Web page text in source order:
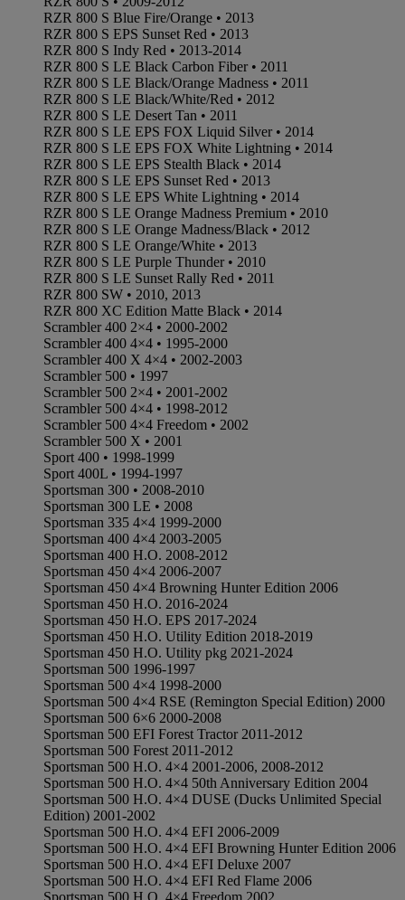
RZR 800 S Blue Fire/Orange • 2013
RZR 800 S EPS Sunset Red • 2013
RZR 800 S Indy Red • 2013-2014
RZR 800 S LE Black Carbon Fiber • 2011
RZR 800 S LE Black/Orange Madness • 2011
RZR 800 S LE Black/White/Red • 2012
RZR 800 S LE Desert Tan • 2011
RZR 800 S LE EPS FOX Liquid Silver • 2014
RZR 800 S LE EPS FOX White Lightning • 2014
RZR 800 S LE EPS Stealth Black • 2014
RZR 800 S LE EPS Sunset Red • 2013
RZR 800 S LE EPS White Lightning • 2014
RZR 800 S LE Orange Madness Premium • 2010
RZR 800 S LE Orange Madness/Black • 2012
RZR 800 S LE Orange/White • 2013
RZR 800 S LE Purple Thunder • 2010
RZR 800 S LE Sunset Rally Red • 2011
RZR 800 SW • 2010, 2013
RZR 800 XC Edition Matte Black • 2014
Scrambler 400 2×4 • 2000-2002
Scrambler 400 4×4 • 1995-2000
Scrambler 400 X 4×4 • 2002-2003
Scrambler 500 • 1997
Scrambler 500 2×4 • 2001-2002
Scrambler 500 4×4 • 1998-2012
Scrambler 500 4×4 Freedom • 2002
Scrambler 500 X • 2001
Sport 400 • 1998-1999
Sport 400L • 1994-1997
Sportsman 300 • 2008-2010
Sportsman 300 LE • 2008
Sportsman 335 4×4 1999-2000
Sportsman 400 4×4 2003-2005
Sportsman 400 H.O. 2008-2012
Sportsman 450 4×4 2006-2007
Sportsman 450 4×4 Browning Hunter Edition 2006
Sportsman 450 H.O. 2016-2024
Sportsman 450 H.O. EPS 2017-2024
Sportsman 450 H.O. Utility Edition 2018-2019
Sportsman 450 H.O. Utility pkg 2021-2024
Sportsman 500 1996-1997
Sportsman 500 4×4 1998-2000
Sportsman 500 4×4 RSE (Remington Special Edition) 2000
Sportsman 500 6×6 2000-2008
Sportsman 500 EFI Forest Tractor 2011-2012
Sportsman 500 Forest 2011-2012
Sportsman 500 H.O. 4×4 2001-2006, 2008-2012
Sportsman 500 H.O. 4×4 50th Anniversary Edition 2004
Sportsman 500 H.O. 4×4 DUSE (Ducks Unlimited Special
Edition) 2001-2002
Sportsman 500 H.O. 4×4 EFI 2006-2009
Sportsman 500 H.O. 4×4 EFI Browning Hunter Edition 2006
Sportsman 500 H.O. 4×4 EFI Deluxe 2007
Sportsman 500 H.O. 4×4 EFI Red Flame 2006
Sportsman 500 H.O. 4×4 Freedom 2002